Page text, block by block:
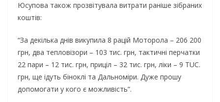
Юсупова також прозвітувала витрати раніше зібраних
коштів:
“За декілька днів викупила 8 рацій Моторола – 206 200
грн, два тепловізори – 103 тис. грн, тактичні перчатки
22 пари – 12 тис. грн, приціл – 32 тис. грн, ліки – 9 TUC.
грн, ще ідуть біноклі та Дальноміри. Дуже прошу
допомогати у кого є можливість”.